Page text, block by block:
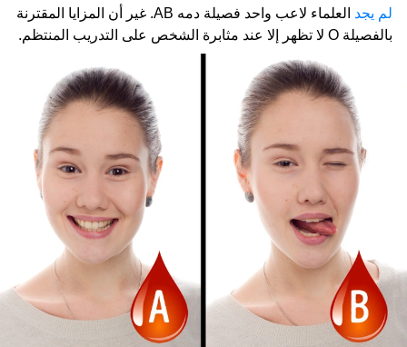
لم يجد العلماء لاعب واحد فصيلة دمه AB. غير أن المزايا المقترنة
بالفصيلة O لا تظهر إلا عند مثابرة الشخص على التدريب المنتظم.